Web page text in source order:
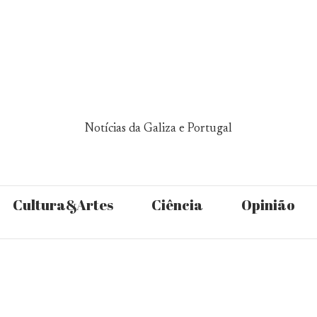
Notícias da Galiza e Portugal
Cultura&Artes Ciência Opinião